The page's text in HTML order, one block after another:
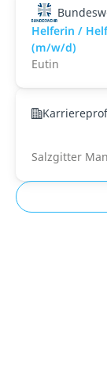
Helferin /
(m/w/d)
Eutin
Salzgitter